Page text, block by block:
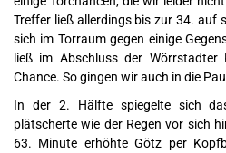
Treffer ließ allerdings bis zur 34. auf
sich im Torraum gegen einige
ließ im Abschluss der Wörrstadter
Chance. So gingen wir auch in die
In der 2. Hälfte spiegelte sich
plätscherte wie der Regen vor sich
63. Minute erhöhte Götz per